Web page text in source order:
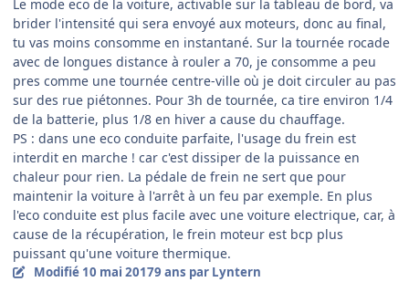
Le mode eco de la voiture, activable sur la tableau de bord, va
brider l'intensité qui sera envoyé aux moteurs, donc au final,
tu vas moins consomme en instantané. Sur la tournée rocade
avec de longues distance à rouler a 70, je consomme a peu
pres comme une tournée centre-ville où je doit circuler au pas
sur des rue piétonnes. Pour 3h de tournée, ca tire environ 1/4
de la batterie, plus 1/8 en hiver a cause du chauffage.
PS : dans une eco conduite parfaite, l'usage du frein est
interdit en marche ! car c'est dissiper de la puissance en
chaleur pour rien. La pédale de frein ne sert que pour
maintenir la voiture à l'arrêt à un feu par exemple. En plus
l'eco conduite est plus facile avec une voiture electrique, car, à
cause de la récupération, le frein moteur est bcp plus
puissant qu'une voiture thermique.
Modifié 10 mai 20179 ans par Lyntern